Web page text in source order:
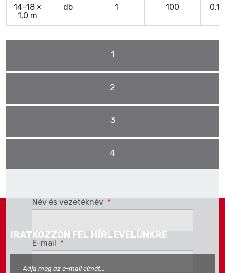
14–18 ×
1,0 m
db 1 100
1
2
3
4
Név és vezetéknév *
E-mail *
IRATKOZZON FEL HÍRLEVELÜNKRE